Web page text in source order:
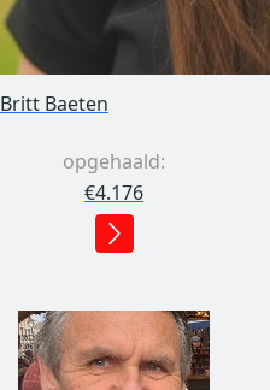
Britt Baeten
opgehaald:
€4.176